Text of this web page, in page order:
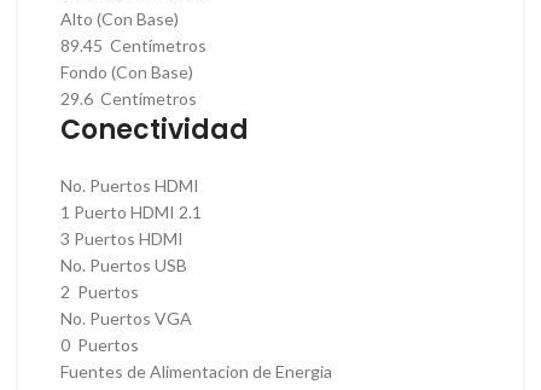
Alto (Con Base)
89.45 Centímetros
Fondo (Con Base)
29.6 Centímetros
Conectividad
No. Puertos HDMI
1 Puerto HDMI 2.1
3 Puertos HDMI
No. Puertos USB
2 Puertos
No. Puertos VGA
0 Puertos
Fuentes de Alimentacion de Energia